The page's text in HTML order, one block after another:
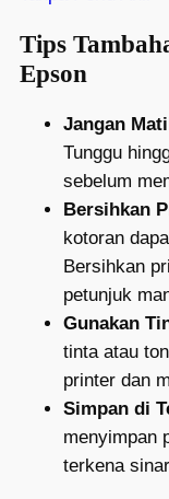
Tips
Epson
Jangan
Tunggu
sebelum
Bersihkan
kotoran
Bersihkan
petunjuk
Gunakan
tinta atau
printer dan
Simpan di
menyimpan
terkena